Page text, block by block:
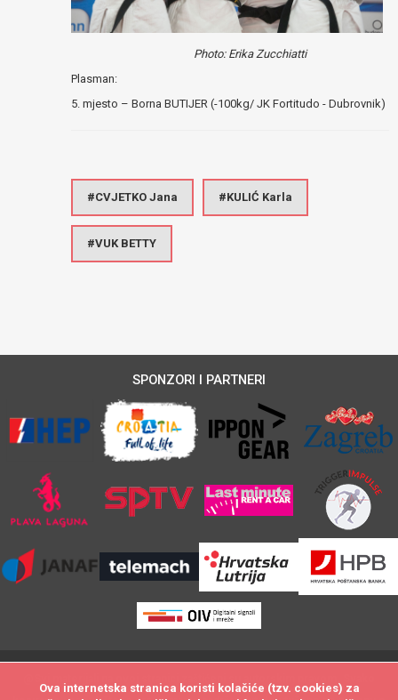
Photo: Erika Zucchiatti
Plasman:
5. mjesto – Borna BUTIJER (-100kg/ JK Fortitudo - Dubrovnik)
CVJETKO Jana KULIĆ Karla
VUK BETTY
Ova internetska stranica koristi kolačiće (tzv. cookies) za
SPONZORI I PARTNERI
Ova internetska stranica koristi kolačiće (tzv. cookies) za